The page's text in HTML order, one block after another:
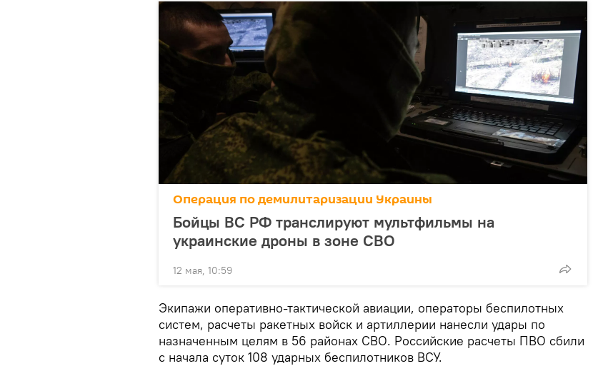
Операция по демилитаризации Украины
Бойцы ВС РФ транслируют мультфильмы на
украинские дроны в зоне СВО
12 мая, 10:59
Экипажи оперативно-тактической авиации, операторы беспилотных
систем, расчеты ракетных войск и артиллерии нанесли удары по
назначенным целям в 56 районах СВО. Российские расчеты ПВО сбили
с начала суток 108 ударных беспилотников ВСУ.